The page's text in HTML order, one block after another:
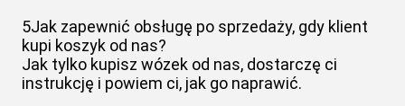
5Jak zapewnić obsługę po sprzedaży, gdy klient
kupi koszyk od nas?
Jak tylko kupisz wózek od nas, dostarczę ci
instrukcję i powiem ci, jak go naprawić.